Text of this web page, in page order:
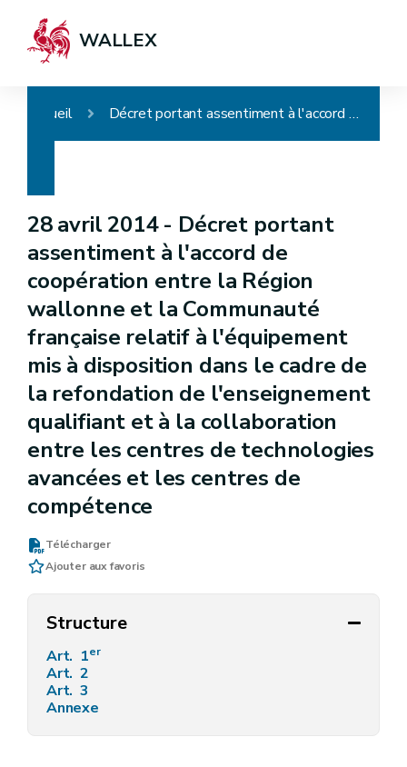
WALLEX
Accueil Décret portant assentiment à l'accord de coopération entre la Région wallonne et la Communauté française relatif à l'équipement mis à disposition dans le cadre de la refondation de l'enseignement qualifiant et à la collaboration entre les centres de technologies avancées et les centres de compétence
28 avril 2014 - Décret portant
assentiment à l'accord de
coopération entre la Région
wallonne et la Communauté
française relatif à l'équipement
mis à disposition dans le cadre de
la refondation de l'enseignement
qualifiant et à la collaboration
entre les centres de technologies
avancées et les centres de
compétence
Télécharger
Ajouter aux favoris
Structure
Art. 1er
Art. 2
Art. 3
Annexe